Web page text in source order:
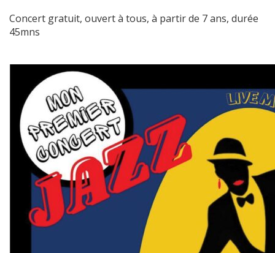
Concert gratuit, ouvert à tous, à partir de 7 ans, durée
45mns